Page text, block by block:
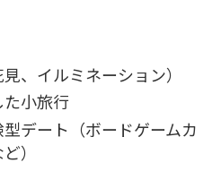
、イルミネーション）
小旅行
デート（ボードゲームカ
）